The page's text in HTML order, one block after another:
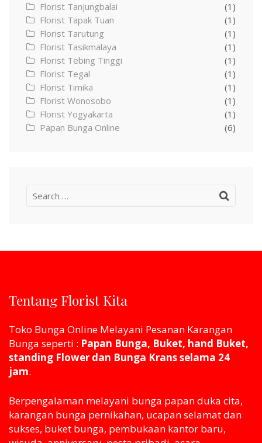
Florist Tanjungbalai
(1)
Florist Tapak Tuan
(1)
Florist Tarutung
(1)
Florist Tasikmalaya
(1)
Florist Tebing Tinggi
(1)
Florist Tegal
(1)
Florist Timika
(1)
Florist Wonosobo
(1)
Florist Yogyakarta
(1)
Papan Bunga Online
(6)
Search
Tentang Florist Kita
Toko Bunga Online Melayani Pesanan Karangan
Bunga seperti : Papan Bunga, Buket, hand Buket,
standing Flower dan Bunga Krans selama 24
jam.
Berpengalaman melayani bunga papan duka cita,
karangan bunga pernikahan, ucapan selamat dan
sukses, buket bunga, pembukaan kantor baru,